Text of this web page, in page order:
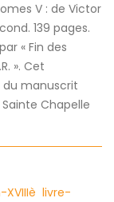
V : de Victor
139 pages.
« Fin des
». Cet
du manuscrit
Chapelle
livre-